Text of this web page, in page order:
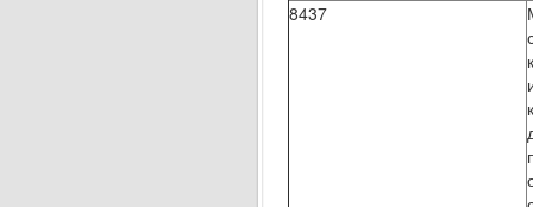
8437